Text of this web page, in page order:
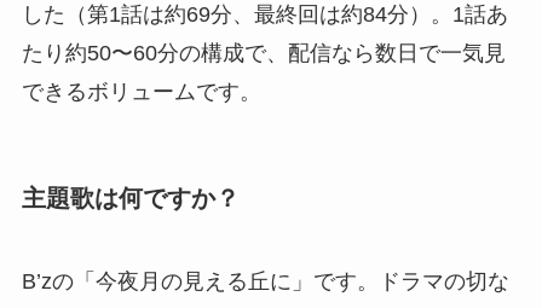
した（第1話は約69分、最終回は約84分）。1話あ
たり約50〜60分の構成で、配信なら数日で一気見
できるボリュームです。
主題歌は何ですか？
B’zの「今夜月の見える丘に」です。ドラマの切な